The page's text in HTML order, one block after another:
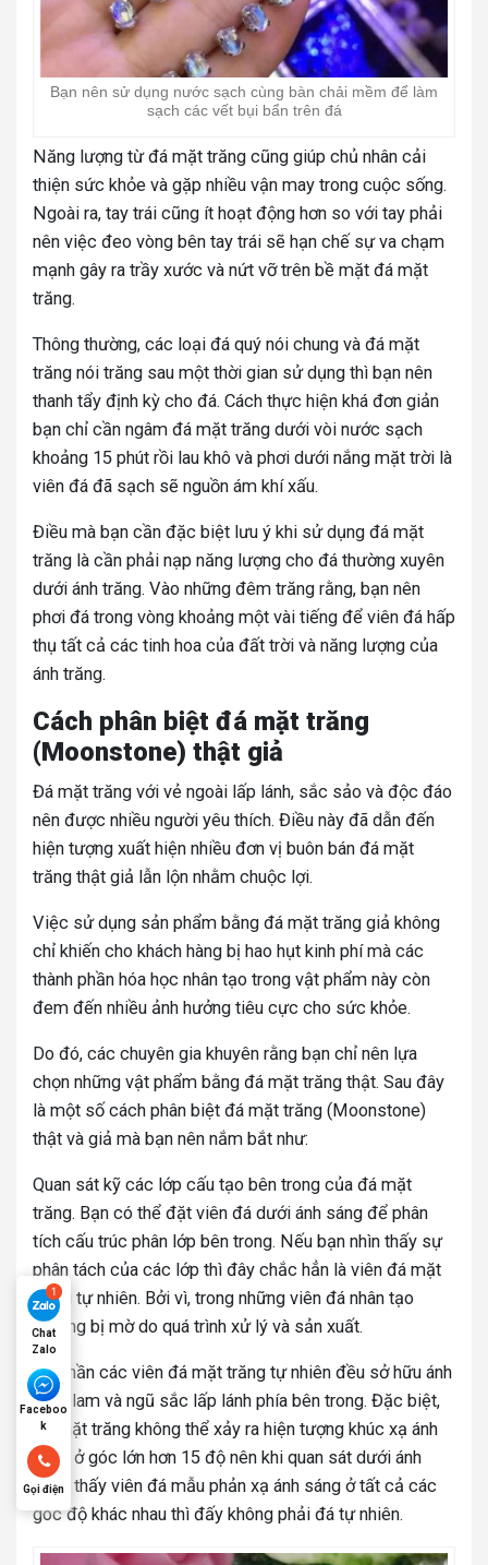
Bạn nên sử dụng nước sạch cùng bàn chải mềm để làm
sạch các vết bụi bẩn trên đá
Năng lượng từ đá mặt trăng cũng giúp chủ nhân cải
thiện sức khỏe và gặp nhiều vận may trong cuộc sống.
Ngoài ra, tay trái cũng ít hoạt động hơn so với tay phải
nên việc đeo vòng bên tay trái sẽ hạn chế sự va chạm
mạnh gây ra trầy xước và nứt vỡ trên bề mặt đá mặt
trăng.
Thông thường, các loại đá quý nói chung và đá mặt
trăng nói trăng sau một thời gian sử dụng thì bạn nên
thanh tẩy định kỳ cho đá. Cách thực hiện khá đơn giản
bạn chỉ cần ngâm đá mặt trăng dưới vòi nước sạch
khoảng 15 phút rồi lau khô và phơi dưới nắng mặt trời là
viên đá đã sạch sẽ nguồn ám khí xấu.
Điều mà bạn cần đặc biệt lưu ý khi sử dụng đá mặt
trăng là cần phải nạp năng lượng cho đá thường xuyên
dưới ánh trăng. Vào những đêm trăng rằng, bạn nên
phơi đá trong vòng khoảng một vài tiếng để viên đá hấp
thụ tất cả các tinh hoa của đất trời và năng lượng của
ánh trăng.
Cách phân biệt đá mặt trăng
(Moonstone) thật giả
Đá mặt trăng với vẻ ngoài lấp lánh, sắc sảo và độc đáo
nên được nhiều người yêu thích. Điều này đã dẫn đến
hiện tượng xuất hiện nhiều đơn vị buôn bán đá mặt
trăng thật giả lẫn lộn nhằm chuộc lợi.
Việc sử dụng sản phẩm bằng đá mặt trăng giả không
chỉ khiến cho khách hàng bị hao hụt kinh phí mà các
thành phần hóa học nhân tạo trong vật phẩm này còn
đem đến nhiều ảnh hưởng tiêu cực cho sức khỏe.
Do đó, các chuyên gia khuyên rằng bạn chỉ nên lựa
chọn những vật phẩm bằng đá mặt trăng thật. Sau đây
là một số cách phân biệt đá mặt trăng (Moonstone)
thật và giả mà bạn nên nắm bắt như:
Quan sát kỹ các lớp cấu tạo bên trong của đá mặt
trăng. Bạn có thể đặt viên đá dưới ánh sáng để phân
tích cấu trúc phân lớp bên trong. Nếu bạn nhìn thấy sự
phân tách của các lớp thì đây chắc hẳn là viên đá mặt
trăng tự nhiên. Bởi vì, trong những viên đá nhân tạo
thường bị mờ do quá trình xử lý và sản xuất.
Đa phần các viên đá mặt trăng tự nhiên đều sở hữu ánh
xanh lam và ngũ sắc lấp lánh phía bên trong. Đặc biệt,
đá mặt trăng không thể xảy ra hiện tượng khúc xạ ánh
sáng ở góc lớn hơn 15 độ nên khi quan sát dưới ánh
sáng thấy viên đá mẫu phản xạ ánh sáng ở tất cả các
góc độ khác nhau thì đấy không phải đá tự nhiên.
Chat
Zalo
Faceboo
k
Gọi điện